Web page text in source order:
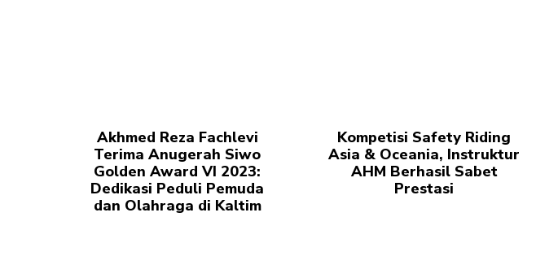
Akhmed Reza Fachlevi
Terima Anugerah Siwo
Golden Award VI 2023:
Dedikasi Peduli Pemuda
dan Olahraga di Kaltim
Kompetisi Safety Riding
Asia & Oceania, Instruktur
AHM Berhasil Sabet
Prestasi